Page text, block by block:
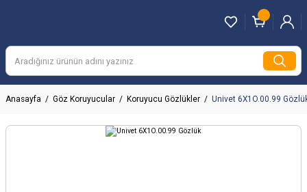
Anasayfa Göz Koruyucular Koruyucu Gözlükler Univet 6X1O.00.99